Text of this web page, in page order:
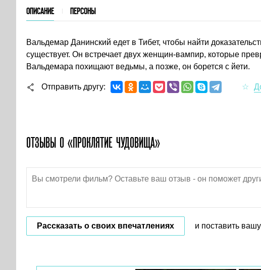
ОПИСАНИЕ ПЕРСОНЫ
Вальдемар Данинский едет в Тибет, чтобы найти
существует. Он встречает двух женщин-вампир, которые
Вальдемара похищают ведьмы, а позже, он борется с йети.
Отправить другу
ОТЗЫВЫ О «ПРОКЛЯТИЕ ЧУДОВИЩА»
Рассказать о своих впечатлениях и поставить